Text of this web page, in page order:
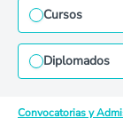
Cursos
Diplomados
Convocatorias y